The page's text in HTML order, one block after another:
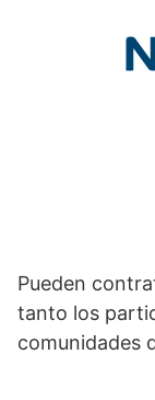
Pueden
tanto los
comunidades